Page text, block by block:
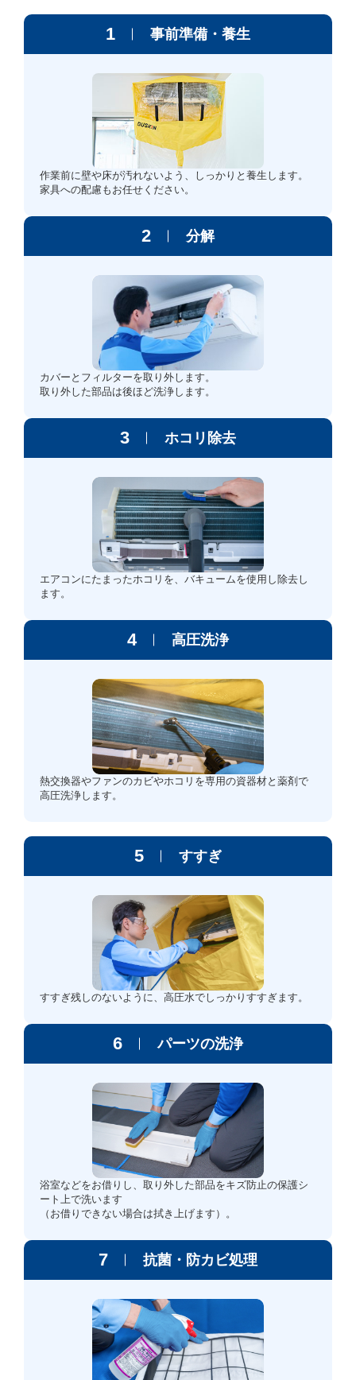
1 事前準備・養生
作業前に壁や床が汚れないよう、しっかりと養生します。
家具への配慮もお任せください。
2 分解
カバーとフィルターを取り外します。
取り外した部品は後ほど洗浄します。
3 ホコリ除去
エアコンにたまったホコリを、バキュームを使用し除去し
ます。
4 高圧洗浄
熱交換器やファンのカビやホコリを専用の資器材と薬剤で
高圧洗浄します。
5 すすぎ
すすぎ残しのないように、高圧水でしっかりすすぎます。
6 パーツの洗浄
浴室などをお借りし、取り外した部品をキズ防止の保護シ
ート上で洗います
（お借りできない場合は拭き上げます）。
7 抗菌・防カビ処理